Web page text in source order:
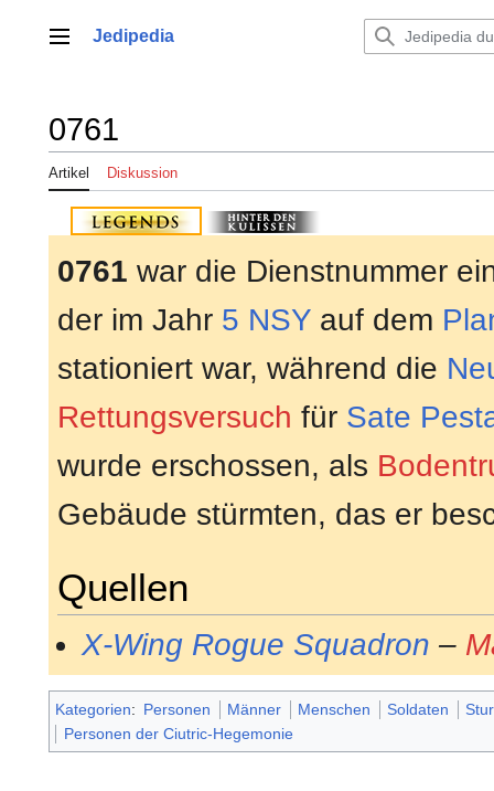
springenHauptmenü
Jedipedia
0761
Artikel Diskussion
0761 war die Dienstnummer
der im Jahr 5 NSY auf dem
stationiert war, während die
Rettungsversuch für Sate
wurde erschossen, als
Gebäude stürmten, das er
Quellen
X-Wing Rogue Squadron –
Kategorien: Personen Männer Menschen Soldaten
Personen der Ciutric-Hegemonie